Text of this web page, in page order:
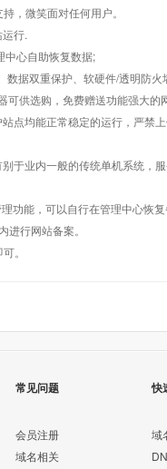
，微笑面对任何用户。
行.
中心自助恢复数据;
数据双重保护、软硬件/透明防火
可供选购，免费赠送功能强大
点均能正常稳定的运行，严禁
于业内一般的传统单机系统，
功能，可以自行在管理中心恢
行网站备案。
。
常见问题
会员注册
域名相关
快
域